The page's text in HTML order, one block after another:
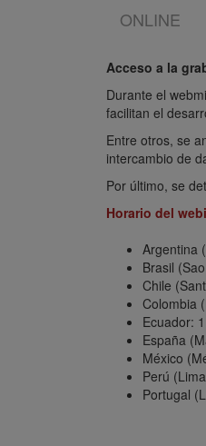
ONLINE
Acceso a la
Durante el
facilitan el
Entre otros, se
intercambio de
Por último, se
Horario del
Argentina
Brasil
Chile
Colombia
Ecuador:
España
México
Perú
Portugal